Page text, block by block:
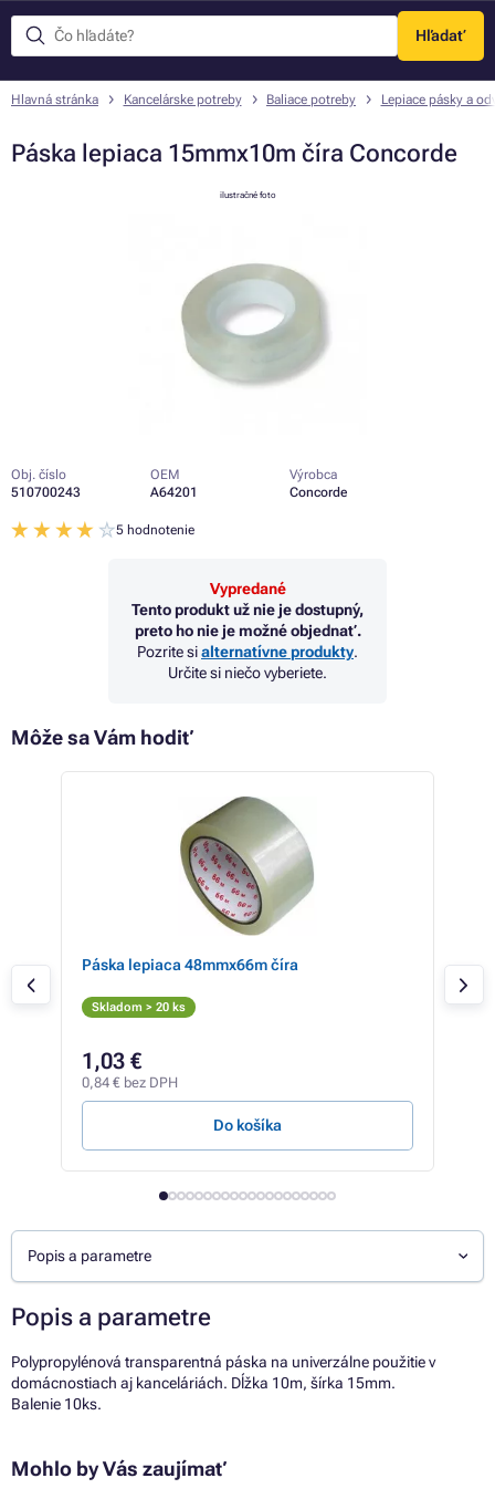
Hľadať
Menu
Hlavná stránka Kancelárske potreby Baliace potreby Lepiace pásky a
Páska lepiaca 15mmx10m číra Concorde
ilustračné foto
Obj. číslo
510700243
OEM
A64201
Výrobca
Concorde
5 hodnotenie
Vypredané
Tento produkt už nie je dostupný,
preto ho nie je možné objednať.
Pozrite sialternatívne produkty.
Určite si niečo vyberiete.
Môže sa Vám hodiť
Páska lepiaca 48mmx66m číra
Skladom > 20 ks
1,03 €
0,84 € bez DPH
Do košíka
Popis a parametre
Popis a parametre
Polypropylénová transparentná páska na univerzálne použitie v
domácnostiach aj kanceláriách. Dĺžka 10m, šírka 15mm.
Balenie 10ks.
Mohlo by Vás zaujímať